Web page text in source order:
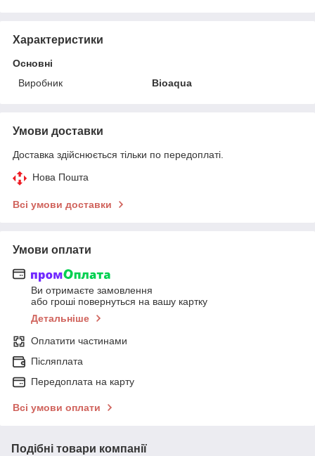
Характеристики
Основні
Виробник
Bioaqua
Умови доставки
Доставка здійснюється тільки по передоплаті.
Нова Пошта
Всі умови доставки
Умови оплати
Ви отримаєте замовлення
або гроші повернуться на вашу картку
Детальніше
Оплатити частинами
Післяплата
Передоплата на карту
Всі умови оплати
Подібні товари компанії